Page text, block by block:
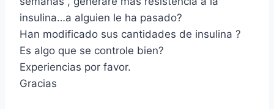
insulina…a alguien le ha pasado?
Han modificado sus cantidades de insulina ?
Es algo que se controle bien?
Experiencias por favor.
Gracias